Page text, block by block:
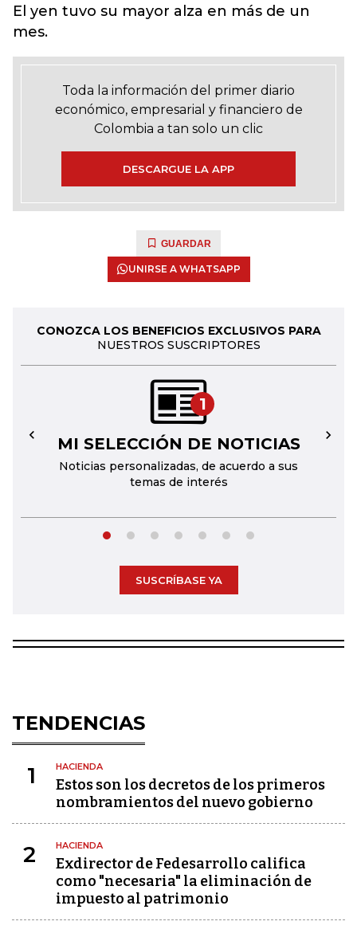
El yen tuvo su mayor alza en más de un
mes.
Toda la información del primer diario
económico, empresarial y financiero de
Colombia a tan solo un clic
DESCARGUE LA APP
GUARDAR
UNIRSE A WHATSAPP
CONOZCA LOS BENEFICIOS EXCLUSIVOS PARA
NUESTROS SUSCRIPTORES
1
MI SELECCIÓN DE NOTICIAS
Noticias personalizadas, de acuerdo a sus
temas de interés
← →
SUSCRÍBASE YA
TENDENCIAS
1 HACIENDA
Estos son los decretos de los primeros
nombramientos del nuevo gobierno
2 HACIENDA
Exdirector de Fedesarrollo califica
como "necesaria" la eliminación de
impuesto al patrimonio